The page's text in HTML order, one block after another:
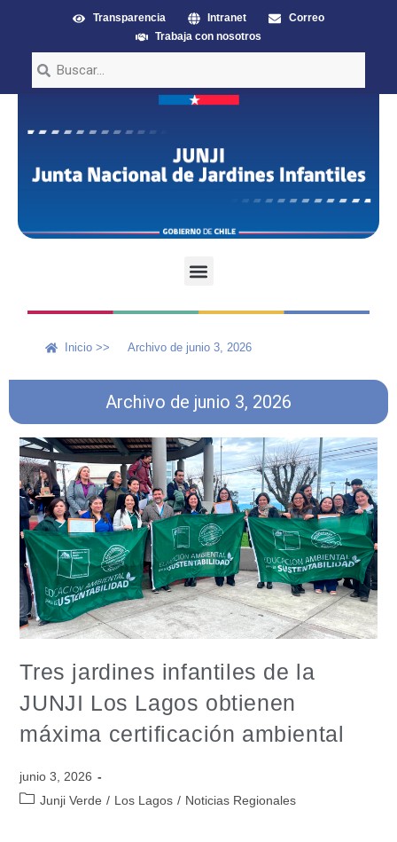
Transparencia Intranet
Correo
Trabaja con nosotros
Inicio >> Archivo de junio 3, 2026
Archivo de junio 3, 2026
Tres jardines infantiles de la
JUNJI Los Lagos obtienen
máxima certificación ambiental
junio 3, 2026
Junji Verde / Los Lagos / Noticias Regionales